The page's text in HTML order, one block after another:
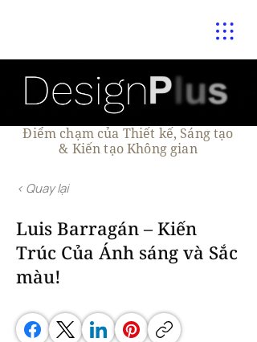
Điểm chạm của Thiết kế, Sáng tạo
& Kiến tạo Không gian
< Quay lại
Luis Barragán – Kiến
Trúc Của Ánh sáng và Sắc
màu!